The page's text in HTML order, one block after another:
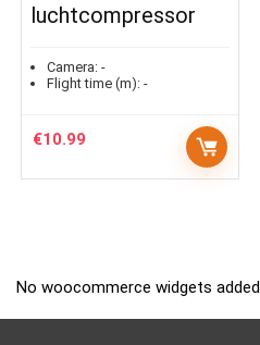
luchtcompressor
Camera: -
Flight time (m): -
€10.99
No woocommerce widgets added